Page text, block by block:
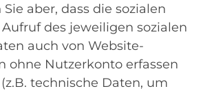
aber, dass die sozialen
des jeweiligen sozialen
auch von Website-
ohne Nutzerkonto erfassen
technische Daten, um